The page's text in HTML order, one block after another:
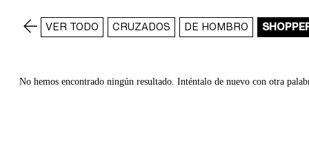
VER TODO CRUZADOS DE HOMBRO
No hemos encontrado ningún resultado. Inténtalo de nuevo con otra